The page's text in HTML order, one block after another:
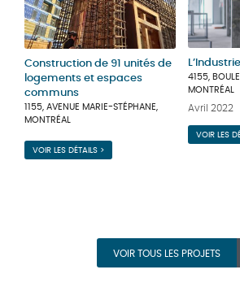
Construction de 91 unités de
logements et espaces
communs
1155, AVENUE MARIE-STÉPHANE,
MONTRÉAL
VOIR LES DÉTAILS >
L’Industriel
4155,
MONTRÉAL
Avril 2022
VOIR LES
VOIR TOUS LES PROJETS